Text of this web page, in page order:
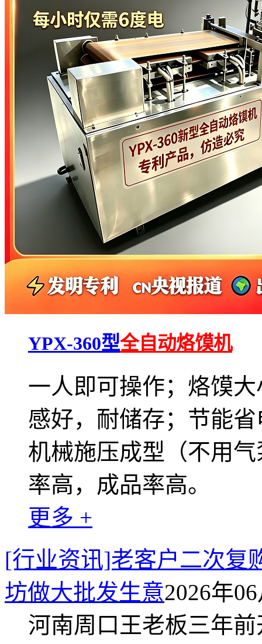
YPX-360型全自动烙馍机
一人即可操作；烙馍
感好，耐储存；节能
机械施压成型（不用
率高，成品率高。
更多 +
[行业资讯]老客户二次复
坊做大批发生意2026年
河南周口王老板三年